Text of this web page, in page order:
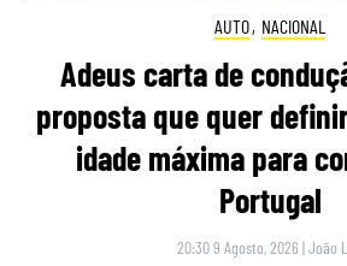
AUTO, NACIONAL
Adeus carta de
proposta que quer
idade máxima para
Portugal
20:30 9 Agosto, 2026 |João